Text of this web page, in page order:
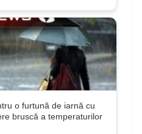
o furtună de iarnă cu
bruscă a temperaturilor